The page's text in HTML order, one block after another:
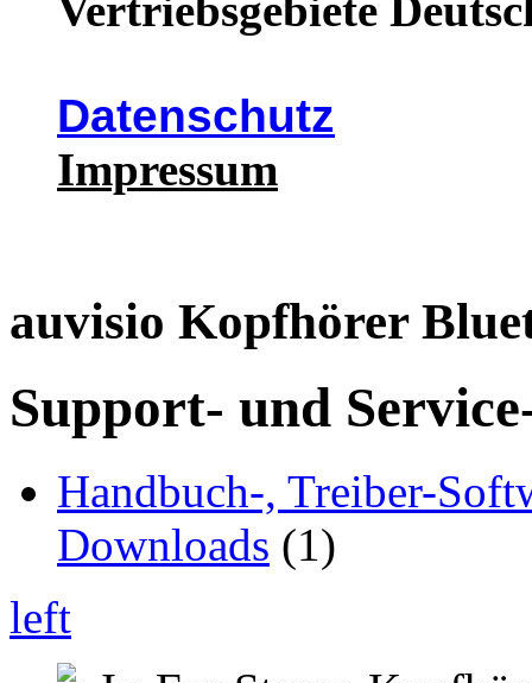
Datenschutz
Impressum
auvisio Kopfhörer
Support- und
Handbuch-, Treiber-
Downloads (1)
left